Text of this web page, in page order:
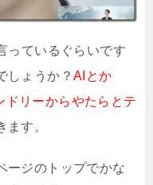
っているぐらいです
しょうか？ AIとか
ドリーからやたらとテ
ます。
ージのトップでかな